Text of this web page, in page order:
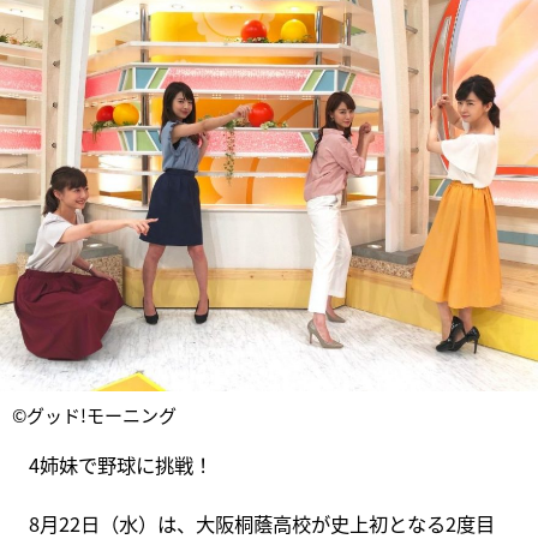
©グッド!モーニング
4姉妹で野球に挑戦！
8月22日（水）は、大阪桐蔭高校が史上初となる2度目